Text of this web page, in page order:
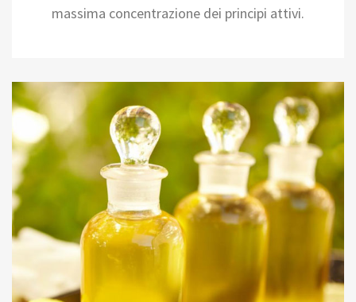
massima concentrazione dei principi attivi.